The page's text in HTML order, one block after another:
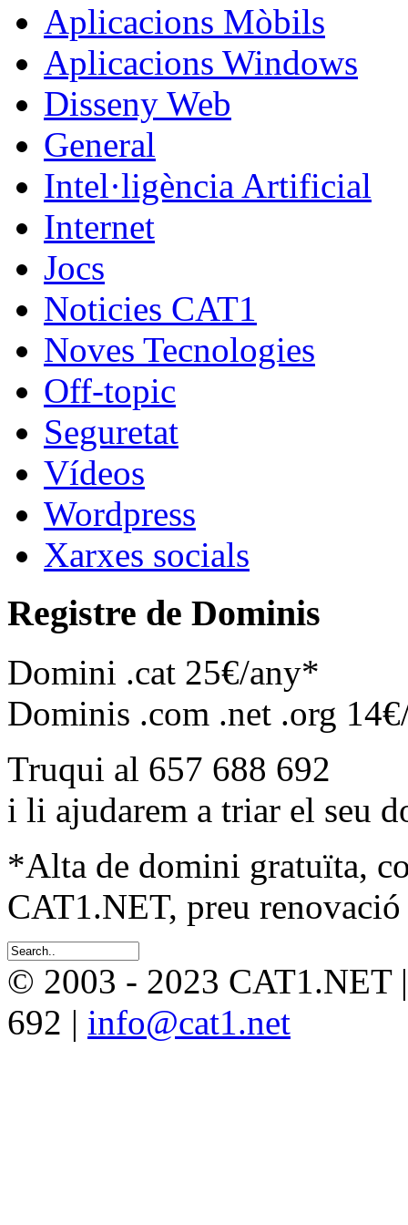
Aplicacions Mòbils
Aplicacions Windows
Disseny Web
General
Intel·ligència Artificial
Internet
Jocs
Noticies CAT1
Noves Tecnologies
Off-topic
Seguretat
Vídeos
Wordpress
Xarxes socials
Registre de Dominis
Domini .cat 25€/any*
Dominis .com .net .org
Truqui al 657 688 692
i li ajudarem a triar el seu
*Alta de domini gratuïta,
CAT1.NET, preu
© 2003 - 2023 CAT1.NET
692 | info@cat1.net